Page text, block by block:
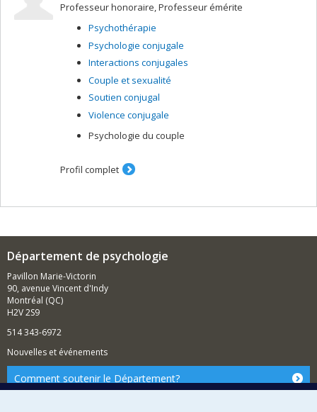
dans les sphères psychologique, conjugale et sexuelle,
2) évaluer les besoins spécifiques des couples suivis en
traitements de fertilité, et 3) développer des
interventions visant à optimiser le bien-être de ces
couples.
Professeur honoraire, Professeur émérite
Psychothérapie
Psychologie conjugale
Interactions conjugales
Couple et sexualité
Soutien conjugal
Violence conjugale
Psychologie du couple
Profil complet
Département de psychologie
Pavillon Marie-Victorin
90, avenue Vincent d'Indy
Montréal (QC)
H2V 2S9
514 343-6972
Nouvelles et événements
Comment soutenir le Département?